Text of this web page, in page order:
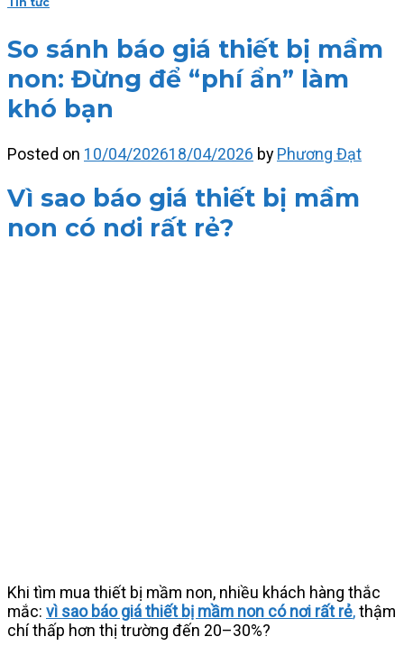
So sánh báo giá thiết bị mầm
non: Đừng để “phí ẩn” làm
khó bạn
Posted on 10/04/202618/04/2026 by Phương Đạt
Vì sao báo giá thiết bị mầm
non có nơi rất rẻ?
Khi tìm mua thiết bị mầm non, nhiều khách hàng thắc
mắc: vì sao báo giá thiết bị mầm non có nơi rất rẻ,thậm
chí thấp hơn thị trường đến 20–30%?